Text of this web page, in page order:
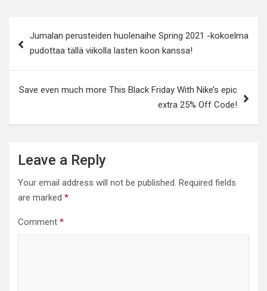
navigation
Jumalan perusteiden huolenaihe Spring 2021 -kokoelma
pudottaa tällä viikolla lasten koon kanssa!
Save even much more This Black Friday With Nike’s epic
extra 25% Off Code!
Leave a Reply
Your email address will not be published. Required fields
are marked *
Comment *